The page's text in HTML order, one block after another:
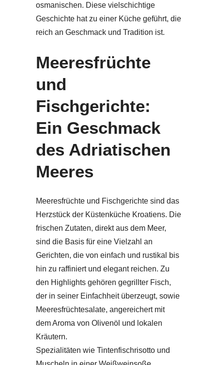
osmanischen. Diese vielschichtige
Geschichte hat zu einer Küche geführt, die
reich an Geschmack und Tradition ist.
Meeresfrüchte
und
Fischgerichte:
Ein Geschmack
des Adriatischen
Meeres
Meeresfrüchte und Fischgerichte sind das
Herzstück der Küstenküche Kroatiens. Die
frischen Zutaten, direkt aus dem Meer,
sind die Basis für eine Vielzahl an
Gerichten, die von einfach und rustikal bis
hin zu raffiniert und elegant reichen. Zu
den Highlights gehören gegrillter Fisch,
der in seiner Einfachheit überzeugt, sowie
Meeresfrüchtesalate, angereichert mit
dem Aroma von Olivenöl und lokalen
Kräutern.
Spezialitäten wie Tintenfischrisotto und